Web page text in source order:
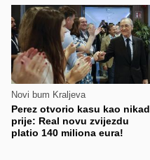
Novi bum Kraljeva
Perez otvorio kasu kao nikad
prije: Real novu zvijezdu
platio 140 miliona eura!